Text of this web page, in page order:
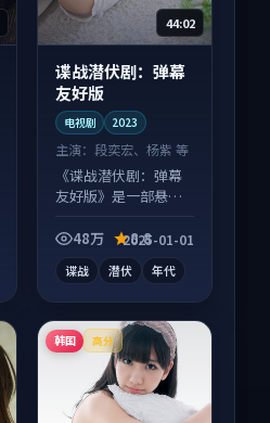
44:02
谍战潜伏剧：弹幕
友好版
电视剧 2023
主演：段奕宏、杨紫 等
《谍战潜伏剧：弹幕
友好版》是一部悬疑
持续发酵，适合周末
48万 8.8
2025-01-01
谍战 潜伏 年代
韩国 高分